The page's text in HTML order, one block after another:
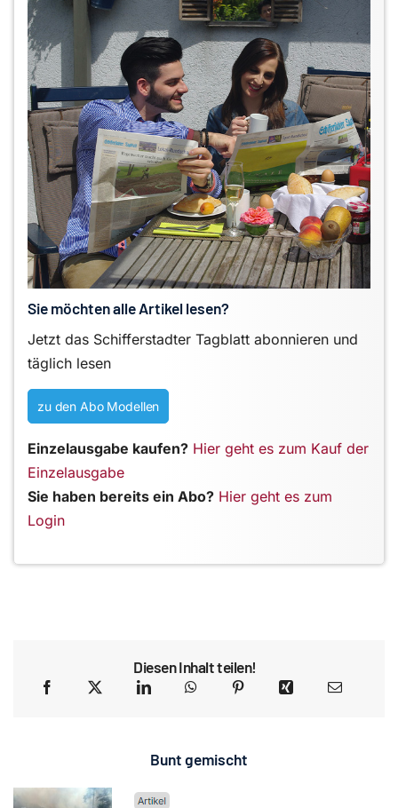
Sie möchten alle Artikel lesen?
Jetzt das Schifferstadter Tagblatt abonnieren und
täglich lesen
zu den Abo Modellen
Einzelausgabe kaufen? Hier geht es zum Kauf der
Einzelausgabe
Sie haben bereits ein Abo? Hier geht es zum
Login
Diesen Inhalt teilen!
Bunt gemischt